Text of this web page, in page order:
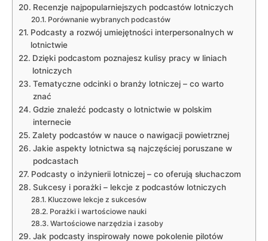
Recenzje najpopularniejszych podcastów lotniczych
Porównanie wybranych podcastów
Podcasty a rozwój​ umiejętności interpersonalnych w
lotnictwie
Dzięki podcastom poznajesz kulisy pracy ‍w liniach
lotniczych
Tematyczne odcinki o branży lotniczej – co warto
znać
Gdzie znaleźć⁤ podcasty o lotnictwie w polskim
internecie
Zalety podcastów ‍w ​nauce o nawigacji powietrznej
Jakie aspekty lotnictwa są najczęściej poruszane w
podcastach
Podcasty o inżynierii lotniczej – co oferują słuchaczom
Sukcesy i porażki – lekcje​ z podcastów lotniczych
Kluczowe lekcje z sukcesów
Porażki i⁢ wartościowe nauki
Wartościowe narzędzia i zasoby
Jak ⁤podcasty inspirowały nowe pokolenie pilotów